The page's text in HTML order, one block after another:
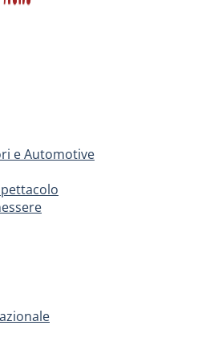
e Automotive